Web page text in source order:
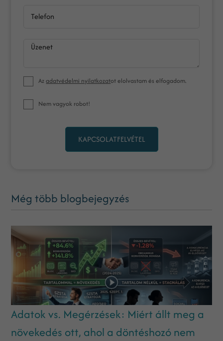
Telefon
Üzenet
Azadatvédelmi nyilatkozatot elolvastam és elfogadom.
Nem vagyok robot!
KAPCSOLATFELVÉTEL
Még több blogbejegyzés
Adatok vs. Megérzések: Miért állt meg a
növekedés ott, ahol a döntéshozó nem